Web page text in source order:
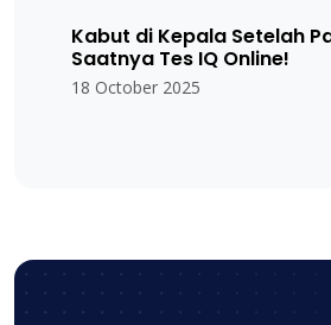
Kabut di Kepala Setelah
Saatnya Tes IQ Online!
18 October 2025